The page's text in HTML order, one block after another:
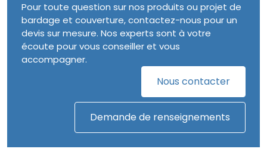
Pour toute question sur nos produits ou projet de
bardage et couverture, contactez-nous pour un
devis sur mesure. Nos experts sont à votre
écoute pour vous conseiller et vous
accompagner.
Nous contacter
Demande de renseignements